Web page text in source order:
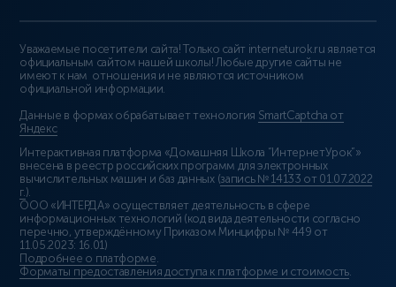
Уважаемые посетители сайта! Только сайт interneturok.ru является
официальным сайтом нашей школы! Любые другие сайты не
имеют к нам отношения и не являются источником
официальной информации.
Данные в формах обрабатывает технология SmartCaptcha от
Яндекс
Интерактивная платформа «Домашняя Школа “ИнтернетУрок”»
внесена в реестр российских программ для электронных
вычислительных машин и баз данных (запись № 14133 от 01.07.2022
г.).
ООО «ИНТЕРДА» осуществляет деятельность в сфере
информационных технологий (код вида деятельности согласно
перечню, утверждённому Приказом Минцифры № 449 от
11.05.2023: 16.01)
Подробнее о платформе.
Форматы предоставления доступа к платформе и стоимость.